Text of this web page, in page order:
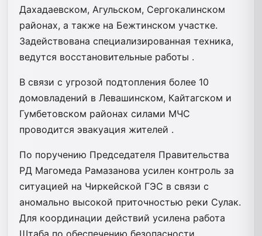
Дахадаевском, Агульском, Сергокалинском
районах, а также на Бежтинском участке.
Задействована специализированная техника,
ведутся восстановительные работы .
В связи с угрозой подтопления более 10
домовладений в Левашинском, Кайтагском и
Гумбетовском районах силами МЧС
проводится эвакуация жителей .
По поручению Председателя Правительства
РД Магомеда Рамазанова усилен контроль за
ситуацией на Чиркейской ГЭС в связи с
аномально высокой приточностью реки Сулак.
Для координации действий усилена работа
Штаба по обеспечению безопасности